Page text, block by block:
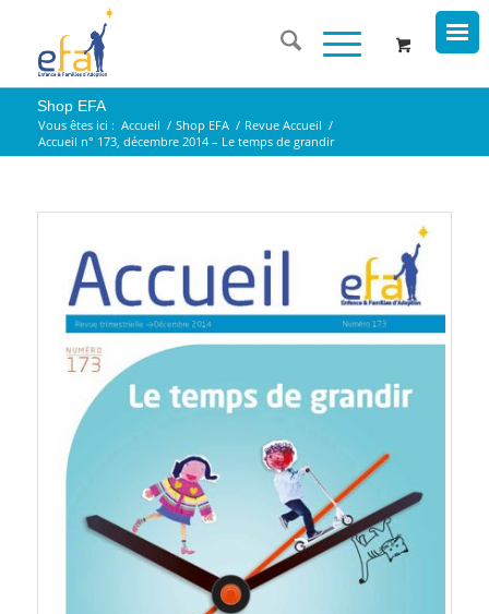
Shop EFA
Vous êtes ici : Accueil / Shop EFA / Revue Accueil /
Accueil n° 173, décembre 2014 – Le temps de grandir